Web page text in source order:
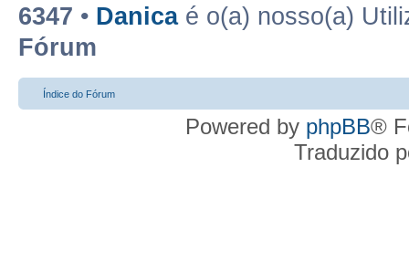
6347 • Danicaé o(a) nosso(a)
Fórum
Índice do Fórum
Powered by phpBB®
Traduzido